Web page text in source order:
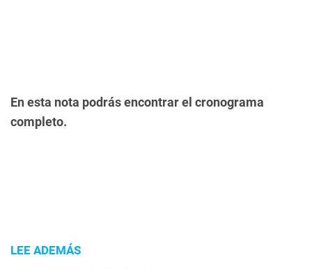
En esta nota podrás encontrar el cronograma
completo.
LEE ADEMÁS